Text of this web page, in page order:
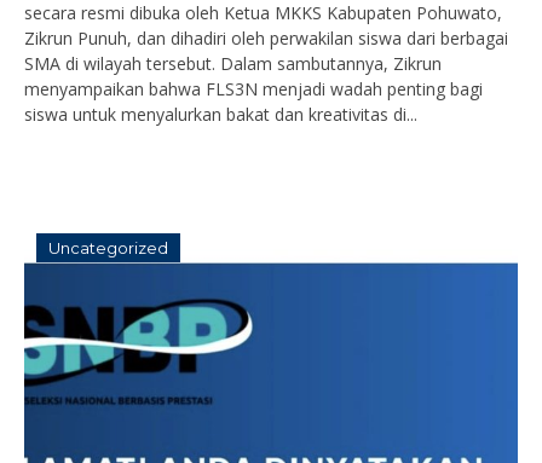
secara resmi dibuka oleh Ketua MKKS Kabupaten Pohuwato,
Zikrun Punuh, dan dihadiri oleh perwakilan siswa dari berbagai
SMA di wilayah tersebut. Dalam sambutannya, Zikrun
menyampaikan bahwa FLS3N menjadi wadah penting bagi
siswa untuk menyalurkan bakat dan kreativitas di...
Uncategorized